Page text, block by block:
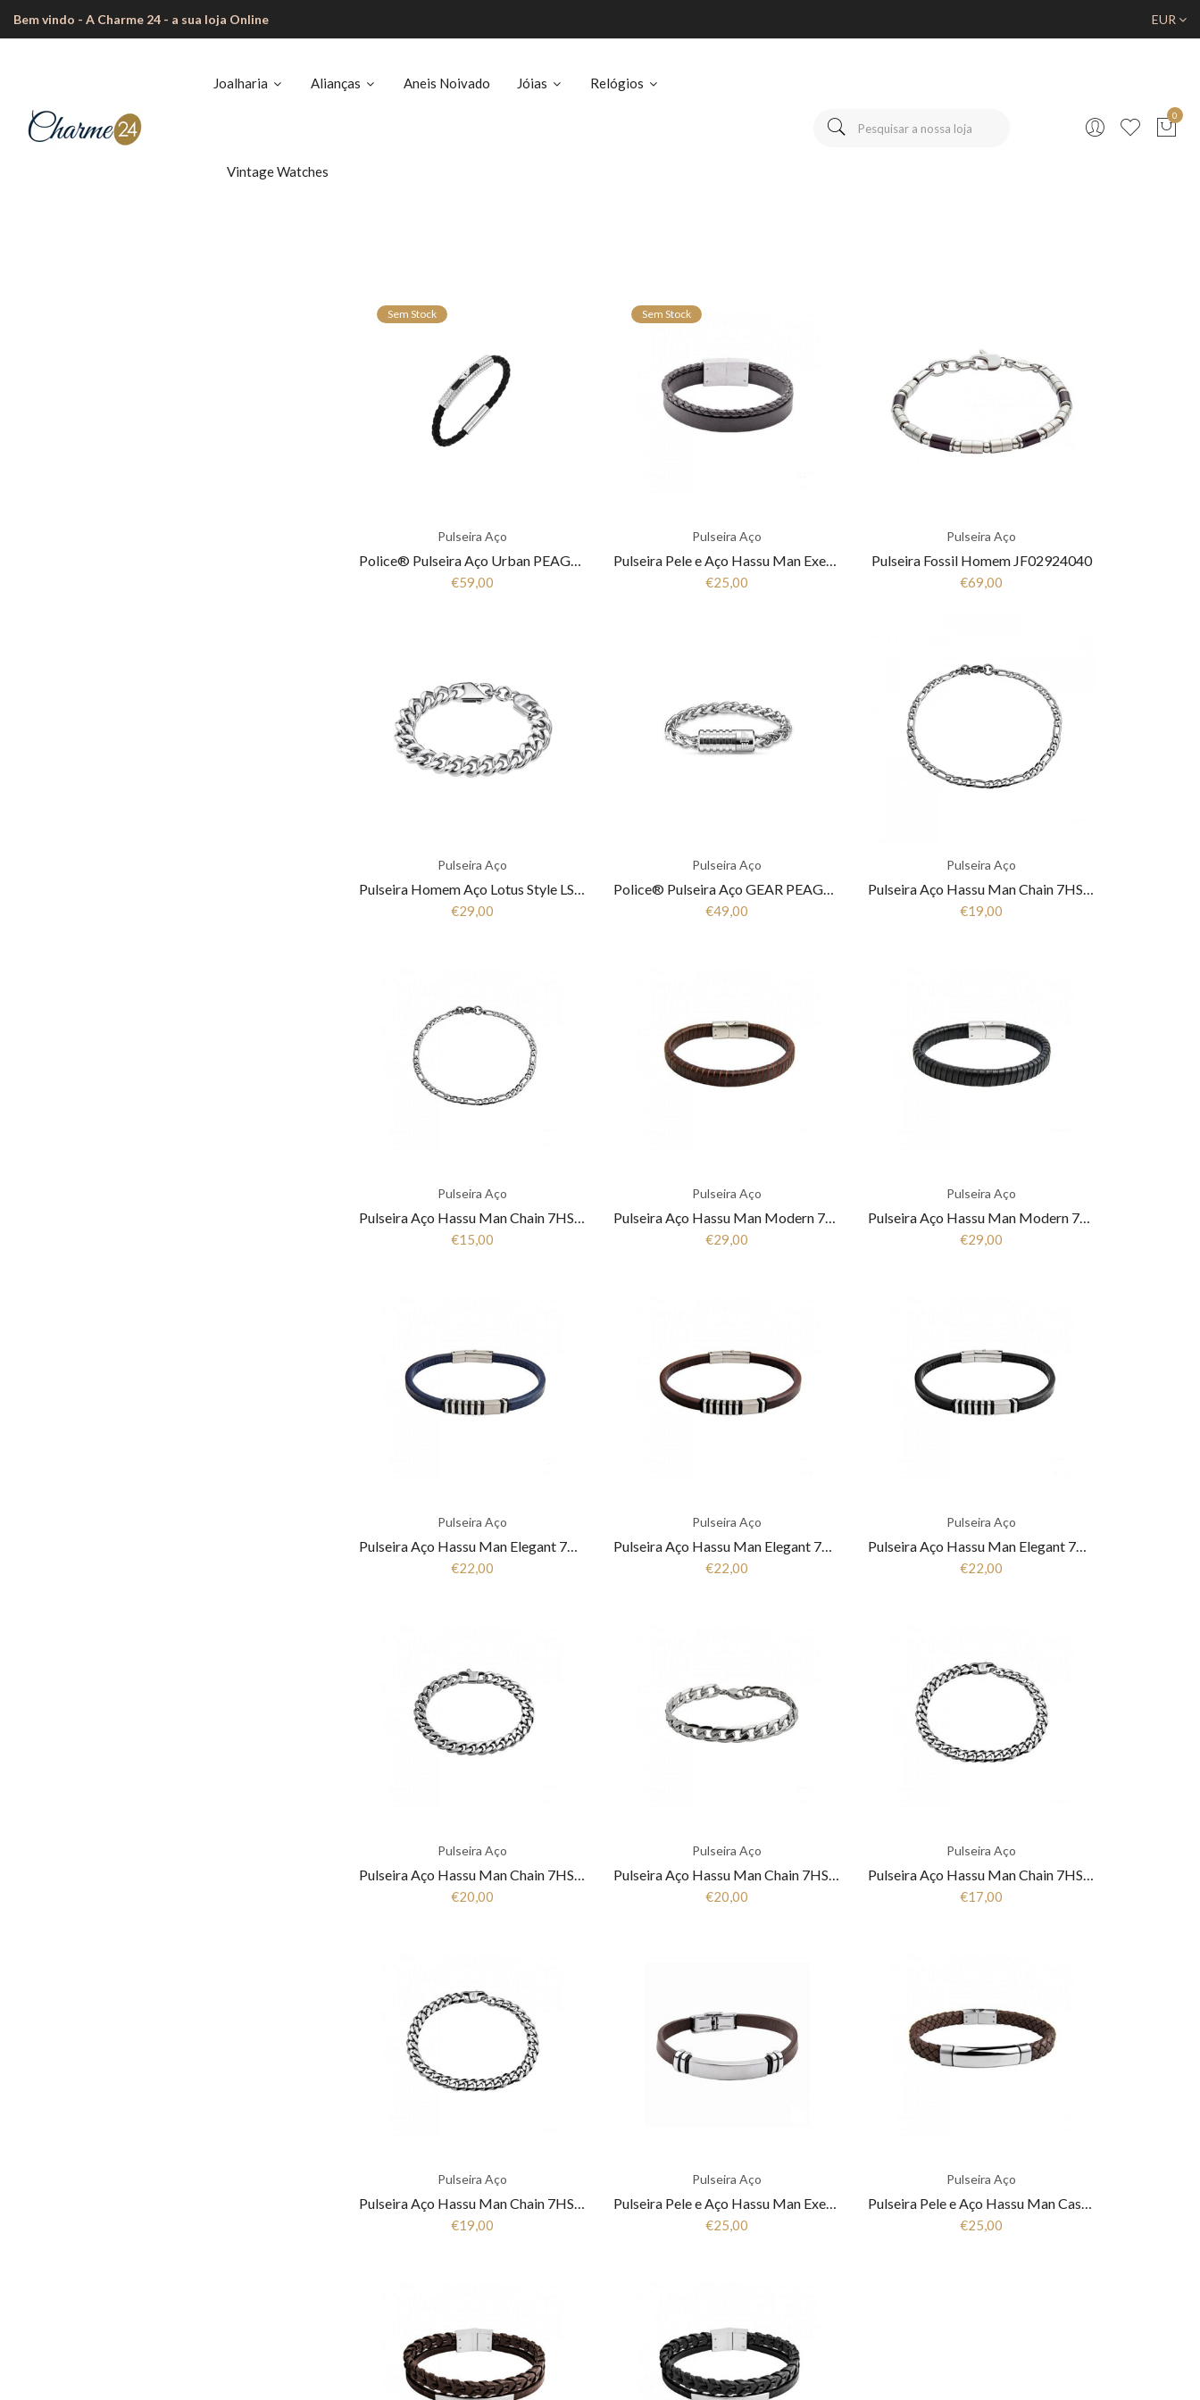
Bem vindo - A Charme 24 - a sua loja Online EUR
Joalharia Alianças Aneis Noivado Jóias Relógios
Vintage Watches
0
Sem Stock
Pulseira Aço
Police® Pulseira Aço Urban PEAGB0001102
€59,00
Sem Stock
Pulseira Aço
Pulseira Pele e Aço Hassu Man Executive 7HSS010320
€25,00
Pulseira Aço
Pulseira Fossil Homem JF02924040
€69,00
Pulseira Aço
Pulseira Homem Aço Lotus Style LS2191-2/1
€29,00
Pulseira Aço
Police® Pulseira Aço GEAR PEAGB2211543
€49,00
Pulseira Aço
Pulseira Aço Hassu Man Chain 7HSS510380
€19,00
Pulseira Aço
Pulseira Aço Hassu Man Chain 7HSS510380F
€15,00
Pulseira Aço
Pulseira Aço Hassu Man Modern 7HSS510404C
€29,00
Pulseira Aço
Pulseira Aço Hassu Man Modern 7HSS510404B
€29,00
Pulseira Aço
Pulseira Aço Hassu Man Elegant 7HSS510326C
€22,00
Pulseira Aço
Pulseira Aço Hassu Man Elegant 7HSS510326B
€22,00
Pulseira Aço
Pulseira Aço Hassu Man Elegant 7HSS510326A
€22,00
Pulseira Aço
Pulseira Aço Hassu Man Chain 7HSS1200644P
€20,00
Pulseira Aço
Pulseira Aço Hassu Man Chain 7HSS220642P
€20,00
Pulseira Aço
Pulseira Aço Hassu Man Chain 7HSS1200610P
€17,00
Pulseira Aço
Pulseira Aço Hassu Man Chain 7HSS1200603P
€19,00
Pulseira Aço
Pulseira Pele e Aço Hassu Man Executive 7HSS010319C
€25,00
Pulseira Aço
Pulseira Pele e Aço Hassu Man Casual 7HSS010316B
€25,00